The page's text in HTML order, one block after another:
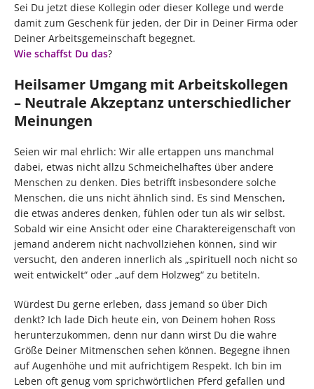
Sei Du jetzt diese Kollegin oder dieser Kollege und werde
damit zum Geschenk für jeden, der Dir in Deiner Firma oder
Deiner Arbeitsgemeinschaft begegnet.
Wie schaffst Du das?
Heilsamer Umgang mit Arbeitskollegen
– Neutrale Akzeptanz unterschiedlicher
Meinungen
Seien wir mal ehrlich: Wir alle ertappen uns manchmal
dabei, etwas nicht allzu Schmeichelhaftes über andere
Menschen zu denken. Dies betrifft insbesondere solche
Menschen, die uns nicht ähnlich sind. Es sind Menschen,
die etwas anderes denken, fühlen oder tun als wir selbst.
Sobald wir eine Ansicht oder eine Charaktereigenschaft von
jemand anderem nicht nachvollziehen können, sind wir
versucht, den anderen innerlich als „spirituell noch nicht so
weit entwickelt“ oder „auf dem Holzweg“ zu betiteln.
Würdest Du gerne erleben, dass jemand so über Dich
denkt? Ich lade Dich heute ein, von Deinem hohen Ross
herunterzukommen, denn nur dann wirst Du die wahre
Größe Deiner Mitmenschen sehen können. Begegne ihnen
auf Augenhöhe und mit aufrichtigem Respekt. Ich bin im
Leben oft genug vom sprichwörtlichen Pferd gefallen und